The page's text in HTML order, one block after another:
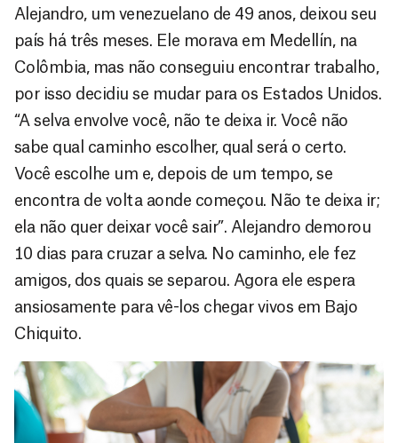
Alejandro, um venezuelano de 49 anos, deixou seu
país há três meses. Ele morava em Medellín, na
Colômbia, mas não conseguiu encontrar trabalho,
por isso decidiu se mudar para os Estados Unidos.
“A selva envolve você, não te deixa ir. Você não
sabe qual caminho escolher, qual será o certo.
Você escolhe um e, depois de um tempo, se
encontra de volta aonde começou. Não te deixa ir;
ela não quer deixar você sair”. Alejandro demorou
10 dias para cruzar a selva. No caminho, ele fez
amigos, dos quais se separou. Agora ele espera
ansiosamente para vê-los chegar vivos em Bajo
Chiquito.